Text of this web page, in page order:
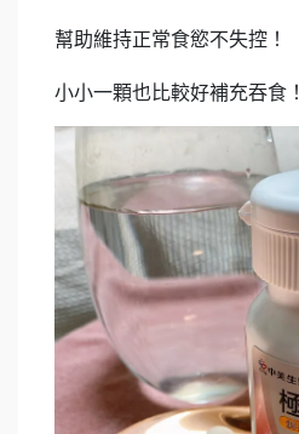
幫助維持正常食慾不失控！
小小一顆也比較好補充吞食！